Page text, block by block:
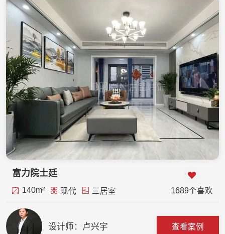
富力院士廷
140m² 现代 三居室 1689个喜欢
设计师：卢兴宇 查看案例